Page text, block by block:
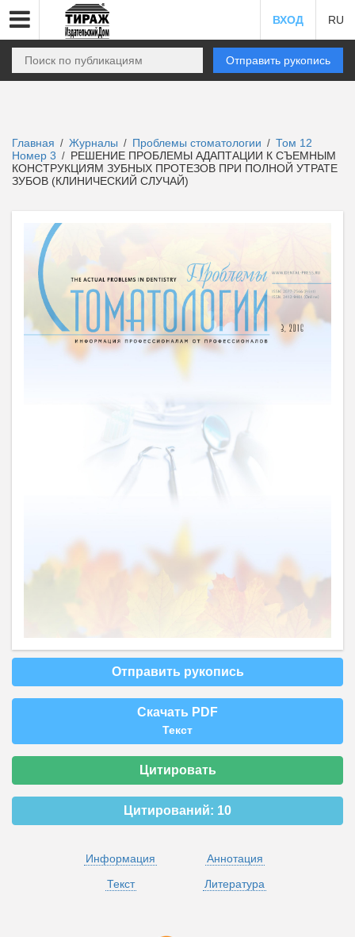
ВХОД RU
Отправить рукопись
Главная / Журналы / Проблемы стоматологии / Том 12
Номер 3 / РЕШЕНИЕ ПРОБЛЕМЫ АДАПТАЦИИ К СЪЕМНЫМ
КОНСТРУКЦИЯМ ЗУБНЫХ ПРОТЕЗОВ ПРИ ПОЛНОЙ УТРАТЕ
ЗУБОВ (КЛИНИЧЕСКИЙ СЛУЧАЙ)
Отправить рукопись
Скачать PDF
Текст
Цитировать
Цитирований: 10
Информация
Аннотация
Текст
Литература